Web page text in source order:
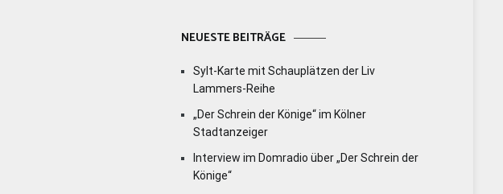
NEUESTE BEITRÄGE
Sylt-Karte mit Schauplätzen der Liv
Lammers-Reihe
„Der Schrein der Könige“ im Kölner
Stadtanzeiger
Interview im Domradio über „Der Schrein der
Könige“